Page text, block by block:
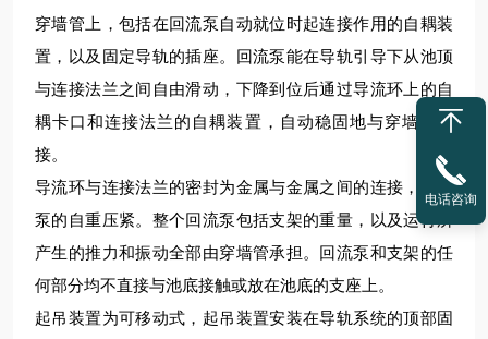
穿墙管上，包括在回流泵自动就位时起连接作用的自耦装
置，以及固定导轨的插座。回流泵能在导轨引导下从池顶
与连接法兰之间自由滑动，下降到位后通过导流环上的自
耦卡口和连接法兰的自耦装置，自动稳固地与穿墙管连
接。
导流环与连接法兰的密封为金属与金属之间的连接，依靠
泵的自重压紧。整个回流泵包括支架的重量，以及运行所
产生的推力和振动全部由穿墙管承担。回流泵和支架的任
何部分均不直接与池底接触或放在池底的支座上。
起吊装置为可移动式，起吊装置安装在导轨系统的顶部固
电话咨询